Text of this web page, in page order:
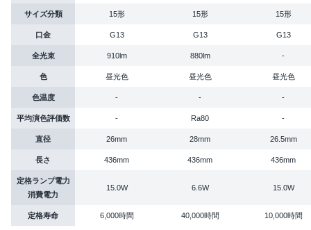
サイズ分類 15形 15形 15形
口金 G13 G13 G13
全光束 910lm 880lm -
色 昼光色 昼光色 昼光色
色温度 - - -
平均演色評価数 - Ra80 -
直径 26mm 28mm 26.5mm
長さ 436mm 436mm 436mm
定格ランプ電力
消費電力
15.0W 6.6W 15.0W
定格寿命 6,000時間 40,000時間 10,000時間